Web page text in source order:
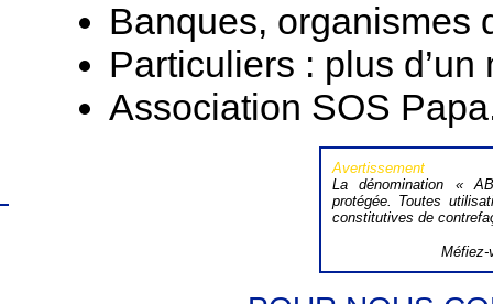
Banques, organismes
Particuliers : plus d’un
Association SOS
Avertissement
La dénomination «
protégée. Toutes
constitutives de
Méfiez-